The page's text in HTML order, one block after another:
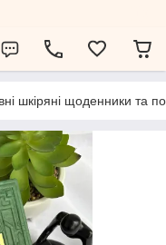
шкіряні щоденники та